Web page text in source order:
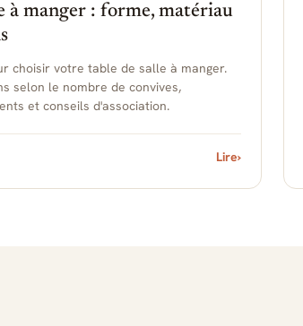
à manger : forme, matériau
choisir votre table de salle à manger.
selon le nombre de convives,
et conseils d'association.
Lire›